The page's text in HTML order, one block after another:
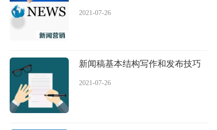
2021-07-26
新闻稿基本结构写作和发布技巧
2021-07-26